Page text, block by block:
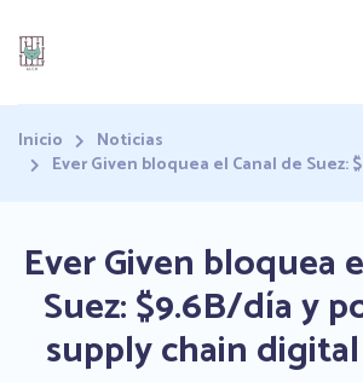
Inicio
Noticias
Ever Given bloquea el Canal de Suez:
Ever Given bloquea
Suez: $9.6B/día y
supply chain